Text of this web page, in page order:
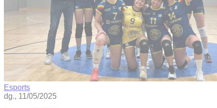
Esports
dg., 11/05/2025